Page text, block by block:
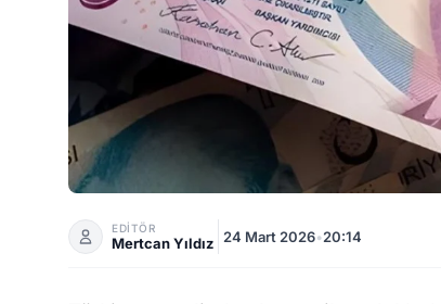
EDİTÖR
Mertcan Yıldız 24 Mart 2026•20:14